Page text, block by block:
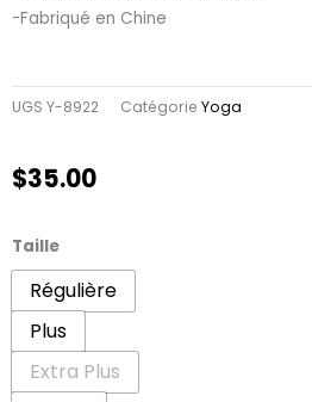
-Fabriqué en Chine
UGS Y-8922 Catégorie Yoga
$35.00
Taille
Régulière
Plus
Extra Plus
quantité
de
Yoga
Highland